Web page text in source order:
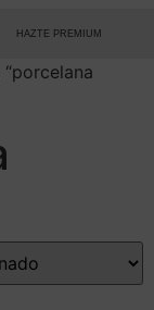
HAZTE PREMIUM